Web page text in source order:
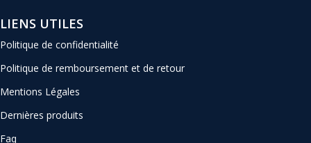
LIENS UTILES
Politique de confidentialité
Politique de remboursement et de retour
Mentions Légales
Dernières produits
Faq